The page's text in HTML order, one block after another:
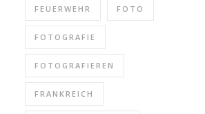
FEUERWEHR FOTO
FOTOGRAFIE
FOTOGRAFIEREN
FRANKREICH